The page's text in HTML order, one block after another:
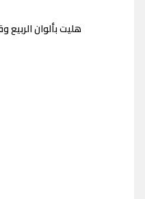
هليت بألوان الربيع